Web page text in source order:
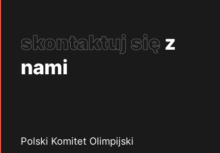
skontaktuj się z
nami
Polski Komitet Olimpijski